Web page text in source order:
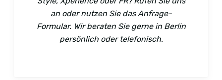
an oder nutzen Sie das Anfrage-
Formular. Wir beraten Sie gerne in Berlin
persönlich oder telefonisch.